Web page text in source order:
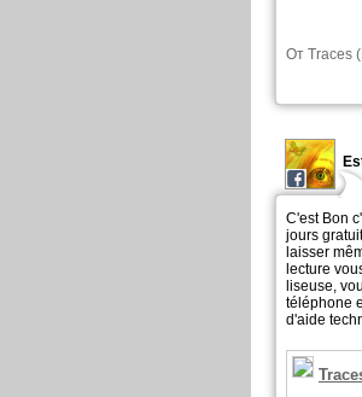
От Traces
C'est Bon
jours
laisser
lecture
liseuse,
téléphone
d'aide